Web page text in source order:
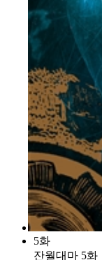
5화
잔월대마 5화